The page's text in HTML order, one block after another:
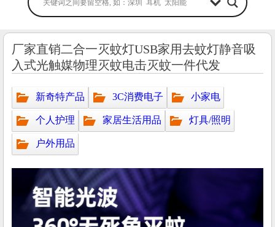
厂家直销二合一灭蚊灯USB家用去蚊灯静音吸
入式光触媒物理灭蚊电击灭蚊一件代发
新奇特产品 3C消费电子 小家电
个人护理 家居生活用品 灯具/照明
户外用品